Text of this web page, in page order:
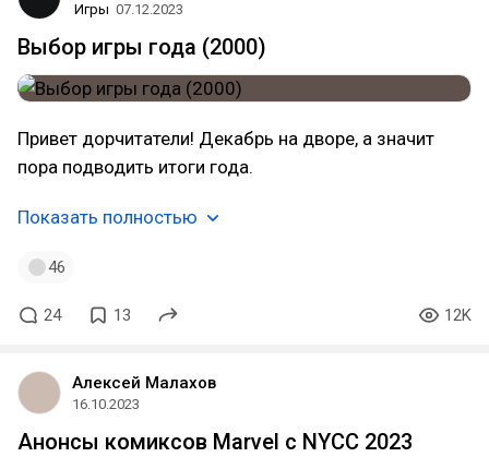
Игры 07.12.2023
Выбор игры года (2000)
Привет дорчитатели! Декабрь на дворе, а значит
пора подводить итоги года.
Показать полностью
46
24 13 12K
Алексей Малахов
16.10.2023
Анонсы комиксов Marvel с NYCC 2023